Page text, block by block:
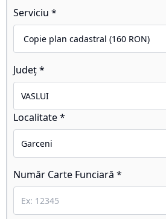
Serviciu *
Județ *
Localitate *
Număr Carte Funciară *